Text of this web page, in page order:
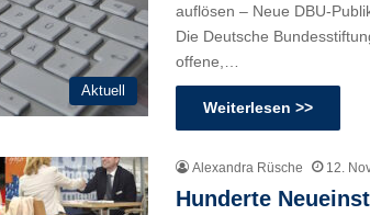
Aktuell
auflösen – Neue DBU-
Die Deutsche
offene,…
Weiterlesen >>
Alexandra Rüsche 12.
Hunderte